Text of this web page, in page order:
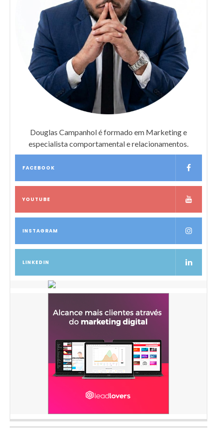
Douglas Campanhol é formado em Marketing e
especialista comportamental e relacionamentos.
FACEBOOK
YOUTUBE
INSTAGRAM
LINKEDIN